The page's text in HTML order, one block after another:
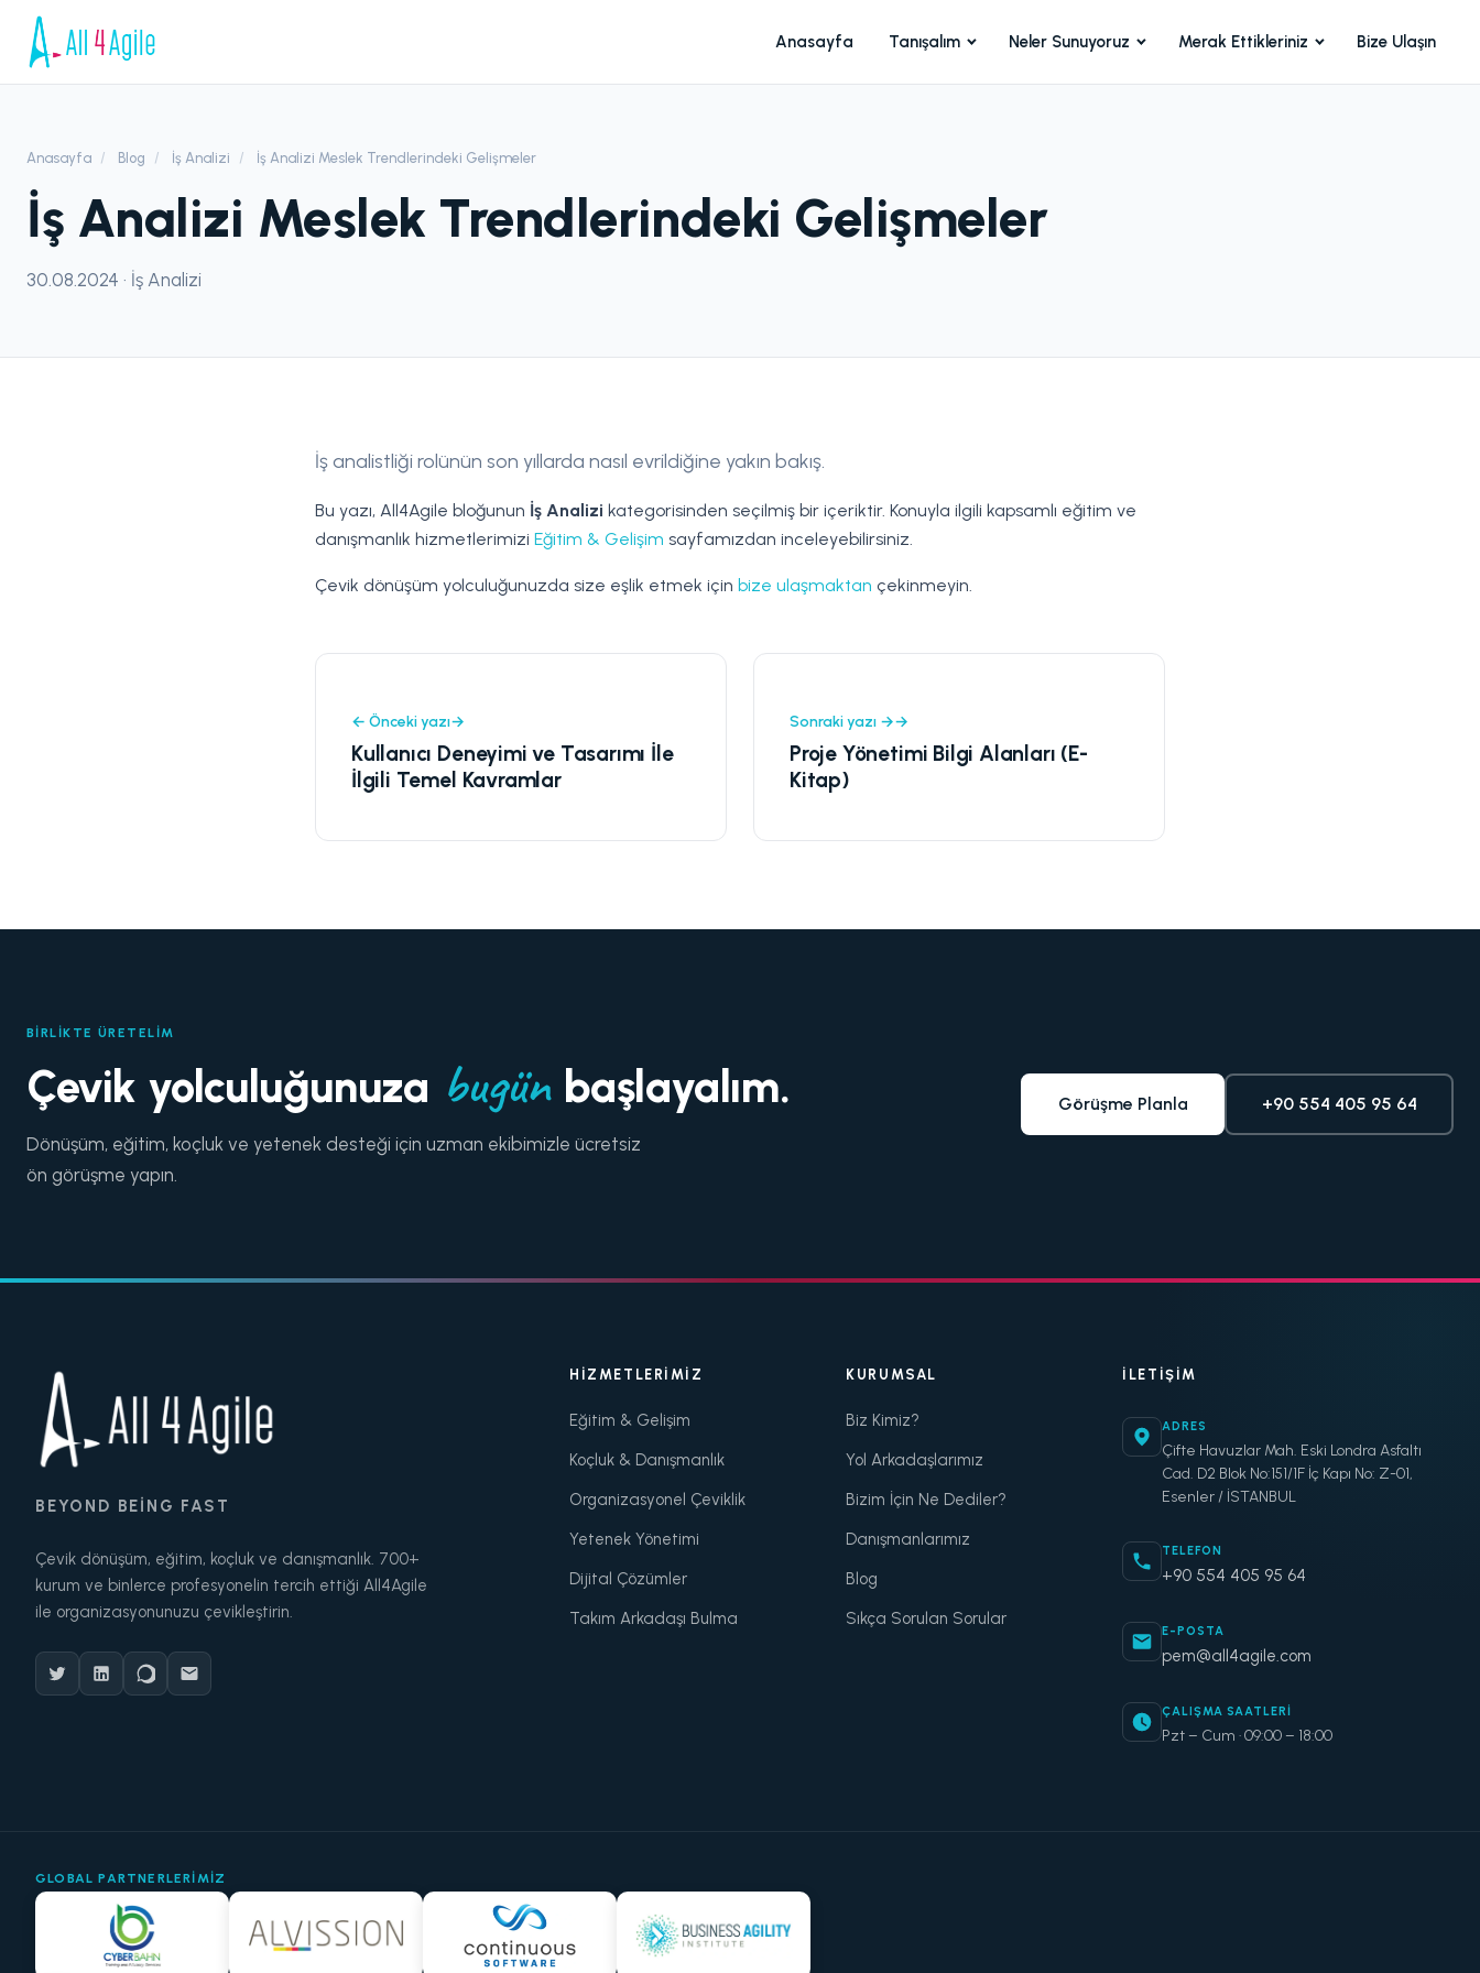
Anasayfa Tanışalım Neler Sunuyoruz Merak Ettikleriniz Bize Ulaşın
Anasayfa / Blog / İş Analizi / İş Analizi Meslek Trendlerindeki Gelişmeler
İş Analizi Meslek Trendlerindeki Gelişmeler
30.08.2024 · İş Analizi
İş analistliği rolünün son yıllarda nasıl evrildiğine yakın bakış.
Bu yazı, All4Agile bloğunun İş Analizi kategorisinden seçilmiş bir içeriktir. Konuyla ilgili kapsamlı eğitim ve
danışmanlık hizmetlerimizi Eğitim & Gelişim sayfamızdan inceleyebilirsiniz.
Çevik dönüşüm yolculuğunuzda size eşlik etmek için bize ulaşmaktan çekinmeyin.
← Önceki yazı
Kullanıcı Deneyimi ve Tasarımı İle
İlgili Temel Kavramlar
Sonraki yazı →
Proje Yönetimi Bilgi Alanları (E-
Kitap)
BIRLIKTE ÜRETELIM
Çevik yolculuğunuza bugün başlayalım.
Dönüşüm, eğitim, koçluk ve yetenek desteği için uzman ekibimizle ücretsiz
ön görüşme yapın.
Görüşme Planla +90 554 405 95 64
BEYOND BEING FAST
Çevik dönüşüm, eğitim, koçluk ve danışmanlık. 700+
kurum ve binlerce profesyonelin tercih ettiği All4Agile
ile organizasyonunuzu çevikleştirin.
HIZMETLERIMIZ
Eğitim & Gelişim
Koçluk & Danışmanlık
Organizasyonel Çeviklik
Yetenek Yönetimi
Dijital Çözümler
Takım Arkadaşı Bulma
KURUMSAL
Biz Kimiz?
Yol Arkadaşlarımız
Bizim İçin Ne Dediler?
Danışmanlarımız
Blog
Sıkça Sorulan Sorular
İLETIŞIM
ADRES
Çifte Havuzlar Mah. Eski Londra Asfaltı
Cad. D2 Blok No:151/1F İç Kapı No: Z-01,
Esenler / İSTANBUL
TELEFON
+90 554 405 95 64
E-POSTA
pem@all4agile.com
ÇALIŞMA SAATLERI
Pzt – Cum · 09:00 – 18:00
GLOBAL PARTNERLERIMIZ